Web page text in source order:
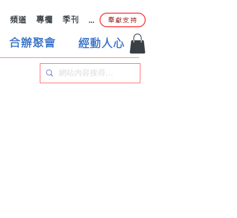
頻道 專欄 季刊 ... 奉獻支持
合辦聚會 經動人心